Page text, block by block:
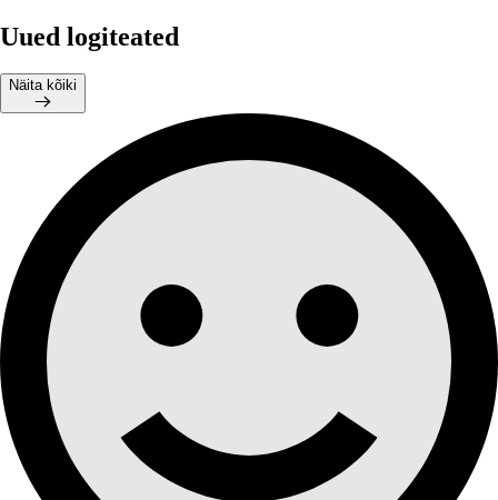
Uued logiteated
Näita kõiki